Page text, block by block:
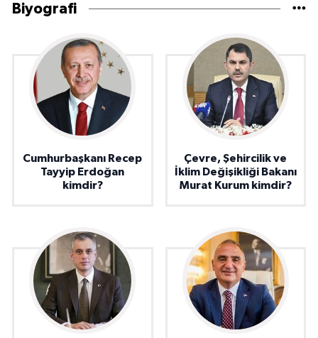
Biyografi
Cumhurbaşkanı Recep
Tayyip Erdoğan
kimdir?
Çevre, Şehircilik ve
İklim Değişikliği Bakanı
Murat Kurum kimdir?